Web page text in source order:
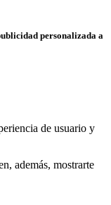
personalizada a
de usuario y
además, mostrarte